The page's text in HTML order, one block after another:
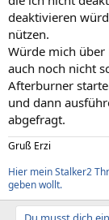
deaktivieren
nützen.
Würde mich
auch noch nicht
Afterburner
und dann
abgefragt.
Gruß Erzi
Hier mein Stalker2
geben wollt.